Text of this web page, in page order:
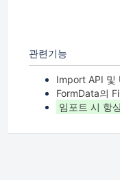
관련기능
Import API 및
FormData의
임포트 시 항